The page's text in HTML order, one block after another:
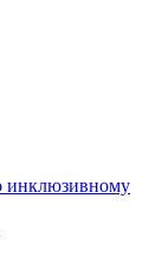
инклюзивному